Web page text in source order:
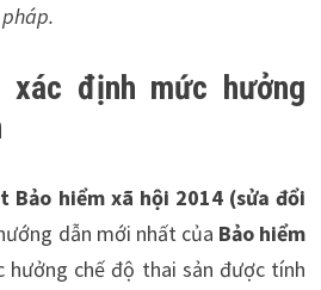
xác định mức hưởng
Bảo hiểm xã hội 2014 (sửa đổi
dẫn mới nhất của Bảo hiểm
hưởng chế độ thai sản được tính